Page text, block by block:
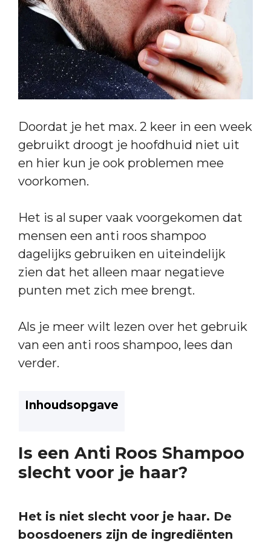
Doordat je het max. 2 keer in een week
gebruikt droogt je hoofdhuid niet uit
en hier kun je ook problemen mee
voorkomen.
Het is al super vaak voorgekomen dat
mensen een anti roos shampoo
dagelijks gebruiken en uiteindelijk
zien dat het alleen maar negatieve
punten met zich mee brengt.
Als je meer wilt lezen over het gebruik
van een anti roos shampoo, lees dan
verder.
Inhoudsopgave
Is een Anti Roos Shampoo
slecht voor je haar?
Het is niet slecht voor je haar. De
boosdoeners zijn de ingrediënten